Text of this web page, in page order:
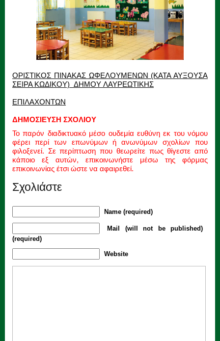
ΟΡΙΣΤΙΚΟΣ ΠΙΝΑΚΑΣ ΩΦΕΛΟΥΜΕΝΩΝ (ΚΑΤΑ ΑΥΞΟΥΣΑ
ΣΕΙΡΑ ΚΩΔΙΚΟΥ) ΔΗΜΟΥ ΛΑΥΡΕΩΤΙΚΗΣ
ΕΠΙΛΑΧΟΝΤΩΝ
ΔΗΜΟΣΙΕΥΣΗ ΣΧΟΛΙΟΥ
Το παρόν διαδικτυακό μέσο ουδεμία ευθύνη εκ του νόμου
φέρει περί των επωνύμων ή ανωνύμων σχολίων που
φιλοξενεί. Σε περίπτωση που θεωρείτε πως θίγεστε από
κάποιο εξ αυτών, επικοινωνήστε μέσω της φόρμας
επικοινωνίας έτσι ώστε να αφαιρεθεί.
Σχολιάστε
Name (required)
Mail (will not be published)
(required)
Website